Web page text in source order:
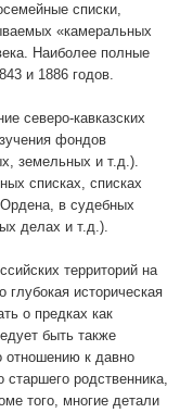
списки,
«камеральных
Наиболее полные
и 1886 годов.
северо-кавказских
фондов
земельных и т.д.).
списках, списках
в судебных
делах и т.д.).
территорий на
историческая
о предках как
быть также
отношению к давно
родственника,
того, многие детали